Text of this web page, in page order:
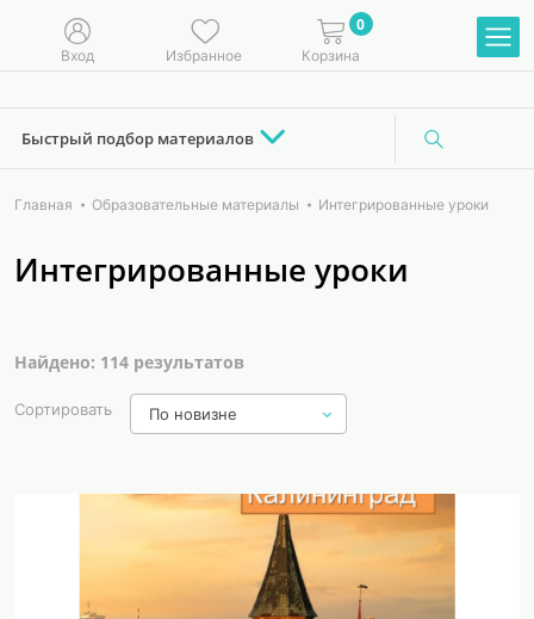
Вход Избранное
0
Корзина
Быстрый подбор материалов
Главная Образовательные материалы Интегрированные уроки
Интегрированные уроки
Найдено: 114 результатов
Сортировать По новизне